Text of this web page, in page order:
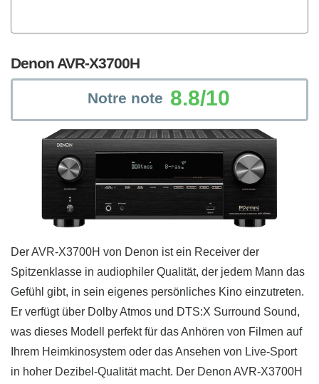
Denon AVR-X3700H
Notre note 8.8/10
Der AVR-X3700H von Denon ist ein Receiver der
Spitzenklasse in audiophiler Qualität, der jedem Mann das
Gefühl gibt, in sein eigenes persönliches Kino einzutreten.
Er verfügt über Dolby Atmos und DTS:X Surround Sound,
was dieses Modell perfekt für das Anhören von Filmen auf
Ihrem Heimkinosystem oder das Ansehen von Live-Sport
in hoher Dezibel-Qualität macht. Der Denon AVR-X3700H